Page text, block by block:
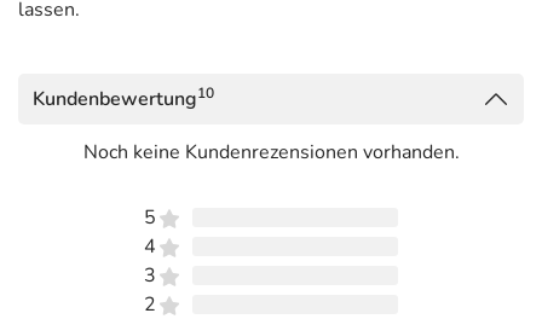
lassen.
Kundenbewertung10
Noch keine Kundenrezensionen vorhanden.
5
4
3
2